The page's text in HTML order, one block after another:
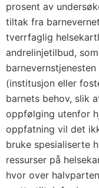
prosent av
tiltak fra
tverrfaglig
andrelinjetilbud,
(institusjon eller
barnets behov, slik
oppfølging utenfor
oppfatning vil det
bruke spesialiserte
ressurser på
hvor over